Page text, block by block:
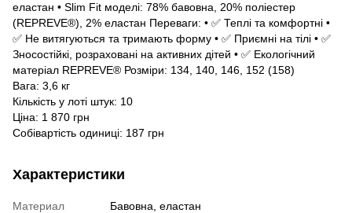
еластан • Slim Fit моделі: 78% бавовна, 20% поліестер
(REPREVE®), 2% еластан Переваги: • ✅ Теплі та комфортні •
✅ Не витягуються та тримають форму • ✅ Приємні на тілі • ✅
Зносостійкі, розраховані на активних дітей • ✅ Екологічний
матеріал REPREVE® Розміри: 134, 140, 146, 152 (158)
Вага: 3,6 кг
Кількість у лоті штук: 10
Ціна: 1 870 грн
Собівартість одиниці: 187 грн
Характеристики
Материал Бавовна, еластан